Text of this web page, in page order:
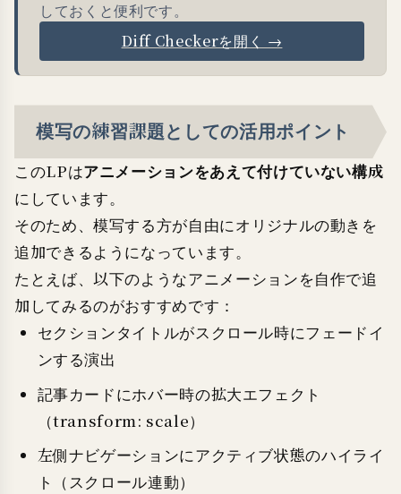
しておくと便利です。
Diff Checkerを開く →
模写の練習課題としての活用ポイント
このLPはアニメーションをあえて付けていない構成
にしています。
そのため、模写する方が自由にオリジナルの動きを
追加できるようになっています。
たとえば、以下のようなアニメーションを自作で追
加してみるのがおすすめです：
セクションタイトルがスクロール時にフェードイ
ンする演出
記事カードにホバー時の拡大エフェクト
（transform: scale）
左側ナビゲーションにアクティブ状態のハイライ
ト（スクロール連動）